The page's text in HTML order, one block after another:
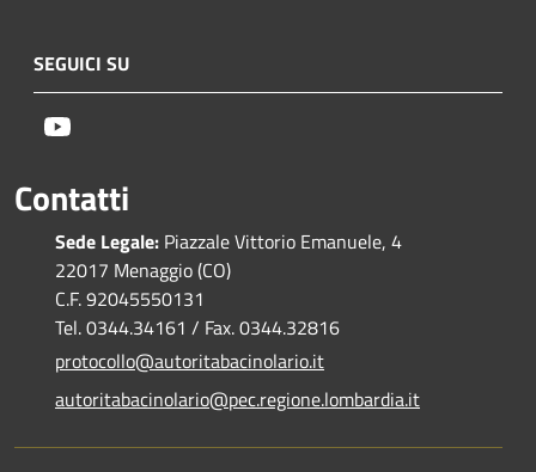
SEGUICI SU
Contatti
Sede Legale: Piazzale Vittorio Emanuele, 4
22017 Menaggio (CO)
C.F. 92045550131
Tel. 0344.34161 / Fax. 0344.32816
protocollo@autoritabacinolario.it
autoritabacinolario@pec.regione.lombardia.it